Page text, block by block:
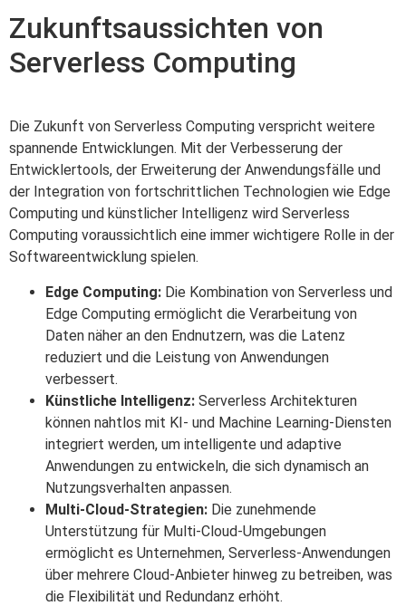
Zukunftsaussichten von
Serverless Computing
Die Zukunft von Serverless Computing verspricht weitere
spannende Entwicklungen. Mit der Verbesserung der
Entwicklertools, der Erweiterung der Anwendungsfälle und
der Integration von fortschrittlichen Technologien wie Edge
Computing und künstlicher Intelligenz wird Serverless
Computing voraussichtlich eine immer wichtigere Rolle in der
Softwareentwicklung spielen.
Edge Computing: Die Kombination von Serverless und
Edge Computing ermöglicht die Verarbeitung von
Daten näher an den Endnutzern, was die Latenz
reduziert und die Leistung von Anwendungen
verbessert.
Künstliche Intelligenz: Serverless Architekturen
können nahtlos mit KI- und Machine Learning-Diensten
integriert werden, um intelligente und adaptive
Anwendungen zu entwickeln, die sich dynamisch an
Nutzungsverhalten anpassen.
Multi-Cloud-Strategien: Die zunehmende
Unterstützung für Multi-Cloud-Umgebungen
ermöglicht es Unternehmen, Serverless-Anwendungen
über mehrere Cloud-Anbieter hinweg zu betreiben, was
die Flexibilität und Redundanz erhöht.